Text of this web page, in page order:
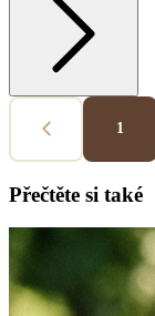
1
Přečtěte si také